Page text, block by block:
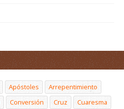
Apóstoles
Arrepentimiento
Conversión Cruz
Cuaresma